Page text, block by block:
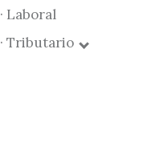
· Laboral
· Tributario